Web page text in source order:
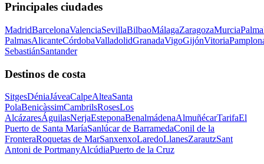
Principales ciudades
MadridBarcelonaValenciaSevillaBilbaoMálagaZaragozaMurciaPalma
PalmasAlicanteCórdobaValladolidGranadaVigoGijónVitoria
SebastiánSantander
Destinos de costa
SitgesDéniaJáveaCalpeAlteaSanta
PolaBenicàssimCambrilsRosesLos
AlcázaresÁguilasNerjaEsteponaBenalmádenaAlmuñécarTarifaEl
Puerto de Santa MaríaSanlúcar de BarramedaConil de la
FronteraRoquetas de MarSanxenxoLaredoLlanesZarautzSant
Antoni de PortmanyAlcúdiaPuerto de la Cruz